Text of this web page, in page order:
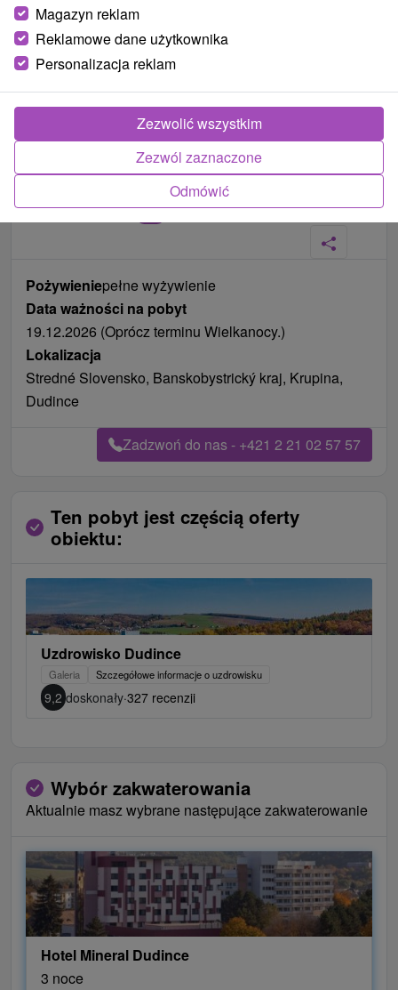
Zdjęcia od klientów+11
Pożywieniepełne wyżywienie
Data ważności na pobyt
19.12.2026 (Oprócz terminu Wielkanocy.)
Lokalizacja
Stredné Slovensko, Banskobystrický kraj, Krupina,
Dudince
Zadzwoń do nas - +421 2 21 02 57 57
Ten pobyt jest częścią oferty
obiektu:
Uzdrowisko Dudince
Galeria Szczegółowe informacje o uzdrowisku
9,2 doskonały·327 recenzji
Wybór zakwaterowania
Aktualnie masz wybrane następujące zakwaterowanie
Hotel Mineral Dudince
3 noce
Magazyn reklam
Reklamowe dane użytkownika
Personalizacja reklam
Odmówić
Zezwól zaznaczone
Zezwolić wszystkim